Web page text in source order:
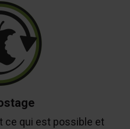
ce qui est possible et